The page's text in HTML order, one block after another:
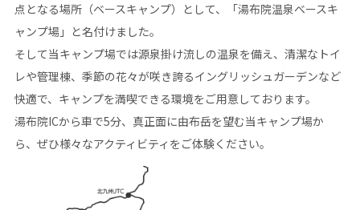
点となる場所（ベースキャンプ）として、
「湯布院温泉ベースキ
ャンプ場」と名付けました。
そして当キャンプ場では源泉掛け流しの温泉を備え、 清潔なトイ
レや管理棟、季節の花々が咲き誇るイングリッシュガーデンなど
快適で、キャンプを満喫できる環境をご用意しております。
湯布院ICから車で5分、真正面に由布岳を望む当キャンプ場か
ら、 ぜひ様々なアクティビティをご体験ください。